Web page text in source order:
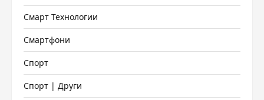
Смарт Технологии
Смартфони
Спорт
Спорт | Други